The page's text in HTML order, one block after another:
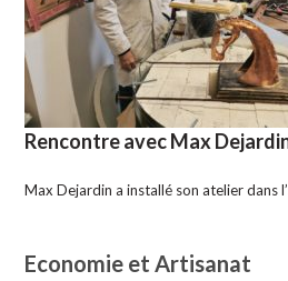
Rencontre avec Max
Max Dejardin a installé son atelier dans
Economie et Artisanat